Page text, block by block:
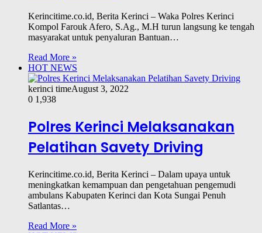
Kerincitime.co.id, Berita Kerinci – Waka Polres Kerinci
Kompol Farouk Afero, S.Ag., M.H turun langsung ke tengah
masyarakat untuk penyaluran Bantuan…
Read More »
HOT NEWS
kerinci timeAugust 3, 2022
0 1,938
Polres Kerinci Melaksanakan
Pelatihan Savety Driving
Kerincitime.co.id, Berita Kerinci – Dalam upaya untuk
meningkatkan kemampuan dan pengetahuan pengemudi
ambulans Kabupaten Kerinci dan Kota Sungai Penuh
Satlantas…
Read More »